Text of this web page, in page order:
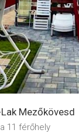
Mezőkövesd
11 férőhely